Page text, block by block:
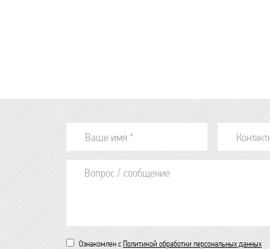
Ознакомлен сПолитикой обработки персональных данных